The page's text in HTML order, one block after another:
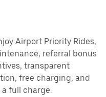
Airport Priority Rides,
referral bonus
transparent
free charging, and
full charge.